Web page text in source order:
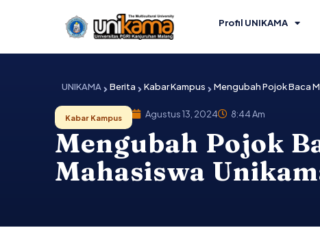
Profil UNIKAMA
UNIKAMA Berita Kabar Kampus Mengubah Pojok Baca
Kabar Kampus Agustus 13, 2024 8:44 Am
Mengubah Pojok
Mahasiswa